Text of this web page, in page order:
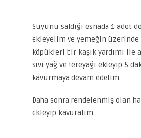
Suyunu saldığı esnada 1 adet
ekleyelim ve yemeğin üzerinde
köpükleri bir kaşık yardımı ile
sıvı yağ ve tereyağı ekleyip 5
kavurmaya devam edelim.
Daha sonra rendelenmiş olan
ekleyip kavuralım.